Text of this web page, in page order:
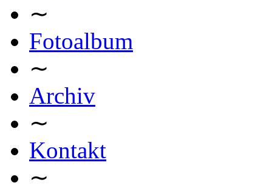
∼
Fotoalbum
∼
Archiv
∼
Kontakt
∼